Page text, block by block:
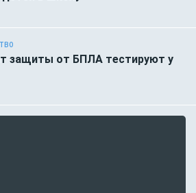
защиты от БПЛА тестируют у